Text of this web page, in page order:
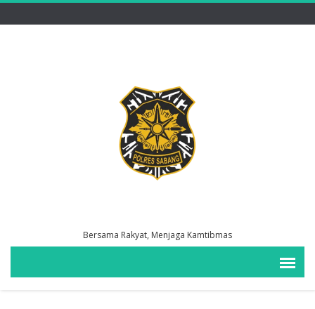
Bersama Rakyat, Menjaga Kamtibmas